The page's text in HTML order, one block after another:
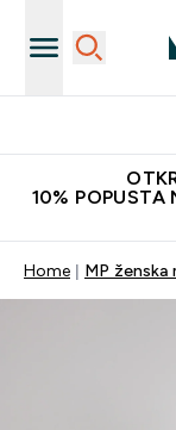
10% POPUSTA
Home MP ženska